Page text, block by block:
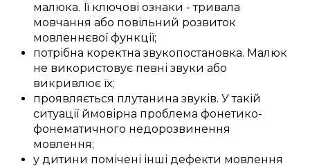
малюка. Її ключові ознаки -тривала
мовчання або повільний розвиток
мовленнєвої функції;
потрібна коректна звукопостановка. Малюк
не використовує певні звуки або
викривлює їх;
проявляється плутанина звуків. Утакій
ситуації ймовірна проблема фонетико-
фонематичного недорозвинення
мовлення;
у дитини помічені інші дефекти мовлення